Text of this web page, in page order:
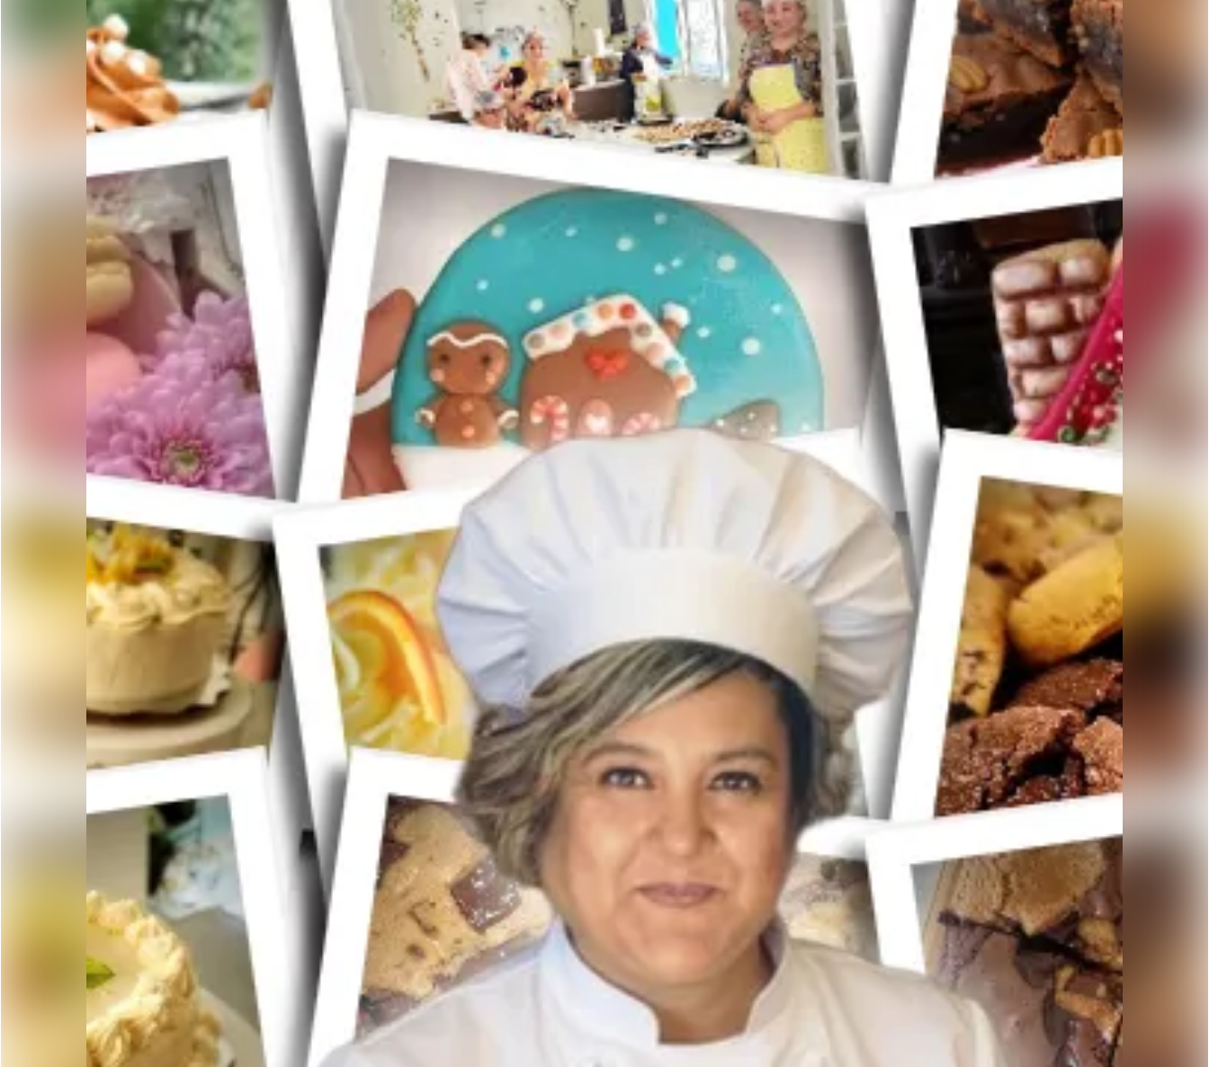
Curso de sushi en Aguascalientes
Curso de tacos de canasta en Aguascalientes
Curso de pasteles básicos en Aguascalientes
Curso de decoración de galletas en Aguascalientes
Curso de pasteles para diabeticos en Aguascalientes
Curso de galletas crumbl en Aguascalientes
Curso de pastel tendencia en Aguascalientes
Curso de jabones terapéuticos y artesanales en Aguascalientes